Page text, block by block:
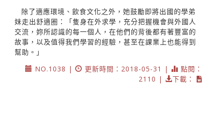
除了適應環境、飲食文化之外，她鼓勵即將出國的學弟
妹走出舒適圈：「隻身在外求學，充分把握機會與外國人
交流，妳所認識的每一個人，在他們的背後都有著豐富的
故事，以及值得我們學習的經驗，甚至在課業上也能得到
幫助。」
NO.1038 |
更新時間：2018-05-31 |
點閱：
2110 |
下載：